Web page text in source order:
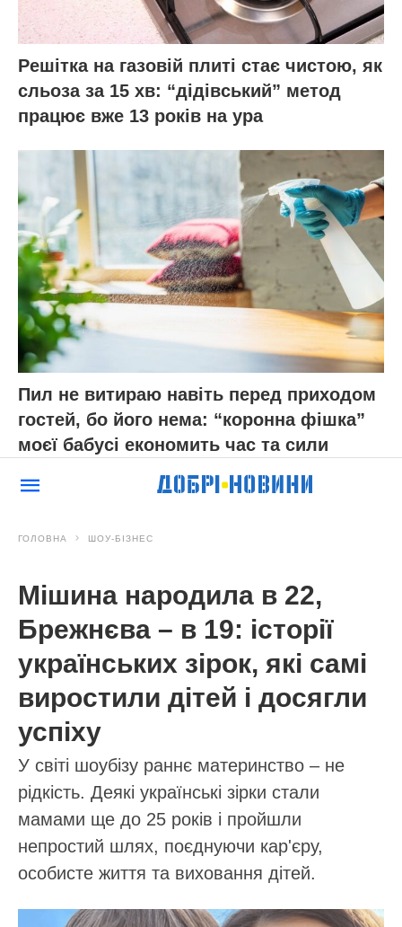
Решітка на газовій плиті стає чистою, як
сльоза за 15 хв: “дідівський” метод
працює вже 13 років на ура
Пил не витираю навіть перед приходом
гостей, бо його нема: “коронна фішка”
моєї бабусі економить час та сили